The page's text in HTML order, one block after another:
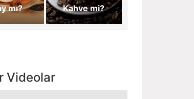
mı? Kahve mi?
Videolar